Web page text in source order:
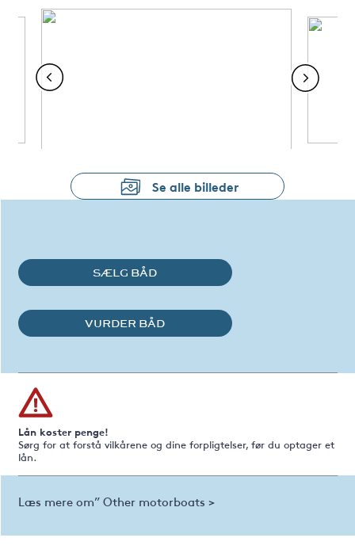
Se alle billeder
SÆLG BÅD
VURDER BÅD
Lån koster penge!
Sørg for at forstå vilkårene og dine forpligtelser, før du optager et
lån.
Læs mere om” Other motorboats >